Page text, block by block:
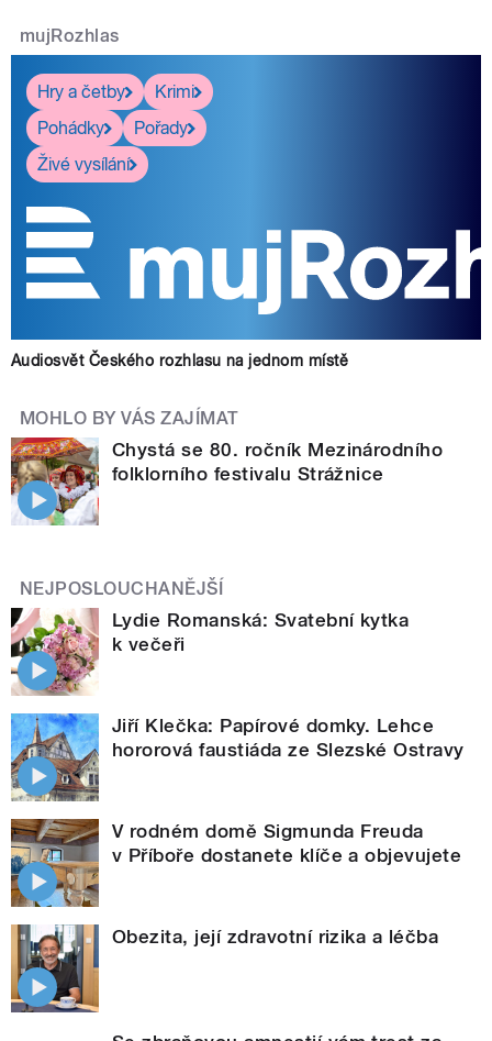
mujRozhlas
Hry a četby
Krimi
Pohádky
Pořady
Živé vysílání
Audiosvět Českého rozhlasu na jednom místě
MOHLO BY VÁS ZAJÍMAT
Chystá se 80. ročník Mezinárodního
folklorního festivalu Strážnice
NEJPOSLOUCHANĚJŠÍ
Lydie Romanská: Svatební kytka
k večeři
Jiří Klečka: Papírové domky. Lehce
hororová faustiáda ze Slezské Ostravy
V rodném domě Sigmunda Freuda
v Příboře dostanete klíče a objevujete
Obezita, její zdravotní rizika a léčba